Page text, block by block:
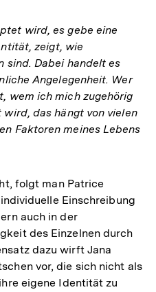
wird, es gebe eine
zeigt, wie
sind. Dabei handelt es
Angelegenheit. Wer
wem ich mich zugehörig
das hängt von vielen
Faktoren meines Lebens
folgt man Patrice
Einschreibung
auch in der
des Einzelnen durch
dazu wirft Jana
vor, die sich nicht als
eigene Identität zu